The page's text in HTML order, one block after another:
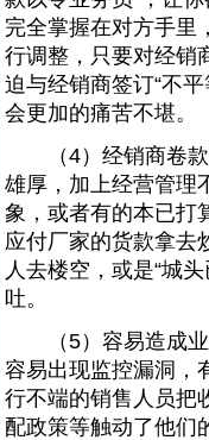
完全掌握在对方手里
行调整，只要对经销
迫与经销商签订“不
会更加的痛苦不堪。
（4）经销商卷款
雄厚，加上经营管理
象，或者有的本已打
应付厂家的货款拿去
人去楼空，或是“城
吐。
（5）容易造成业
容易出现监控漏洞，
行不端的销售人员把
配政策等触动了他们